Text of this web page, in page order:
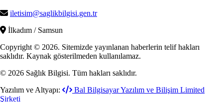
iletisim@saglikbilgisi.gen.tr
İlkadım / Samsun
Copyright © 2026. Sitemizde yayınlanan haberlerin telif hakları
saklıdır. Kaynak gösterilmeden kullanılamaz.
© 2026 Sağlık Bilgisi. Tüm hakları saklıdır.
Yazılım ve Altyapı:
Bal Bilgisayar Yazılım ve Bilişim Limited
Şirketi